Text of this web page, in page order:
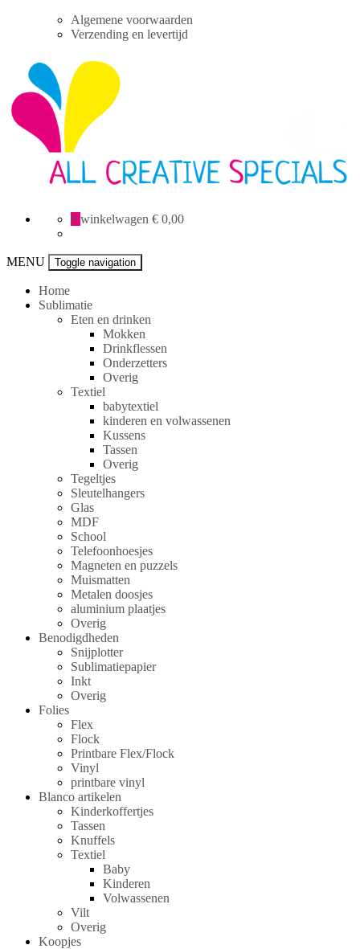
Algemene voorwaarden
Verzending en levertijd
Creative
0 winkelwagen € 0,00
MENU Toggle navigation
Home
Sublimatie
Eten en drinken
Mokken
Drinkflessen
Onderzetters
Overig
Textiel
babytextiel
kinderen en volwassenen
Kussens
Tassen
Overig
Tegeltjes
Sleutelhangers
Glas
MDF
School
Telefoonhoesjes
Magneten en puzzels
Muismatten
Metalen doosjes
aluminium plaatjes
Overig
Benodigdheden
Snijplotter
Sublimatiepapier
Inkt
Overig
Folies
Flex
Flock
Printbare Flex/Flock
Vinyl
printbare vinyl
Blanco artikelen
Kinderkoffertjes
Tassen
Knuffels
Textiel
Baby
Kinderen
Volwassenen
Vilt
Overig
Koopjes